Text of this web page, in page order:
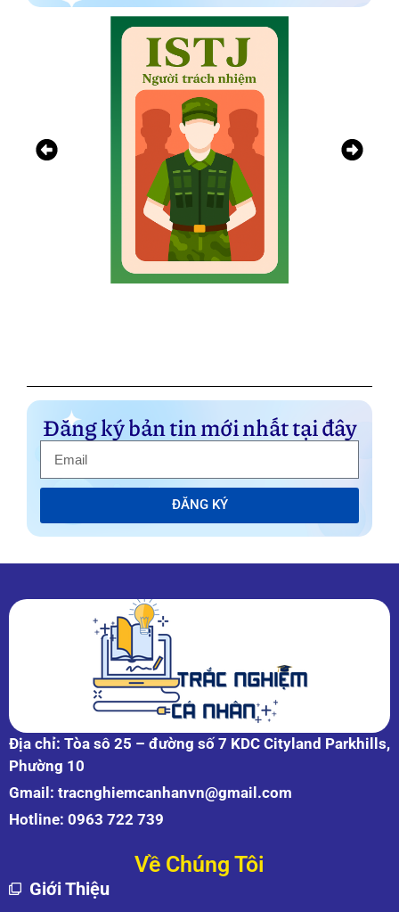
Đăng ký bản tin mới nhất tại đây
ĐĂNG KÝ
Địa chỉ: Tòa sô 25 – đường số 7 KDC Cityland Parkhills,
Phường 10
Gmail: tracnghiemcanhanvn@gmail.com
Hotline: 0963 722 739
Về Chúng Tôi
Giới Thiệu